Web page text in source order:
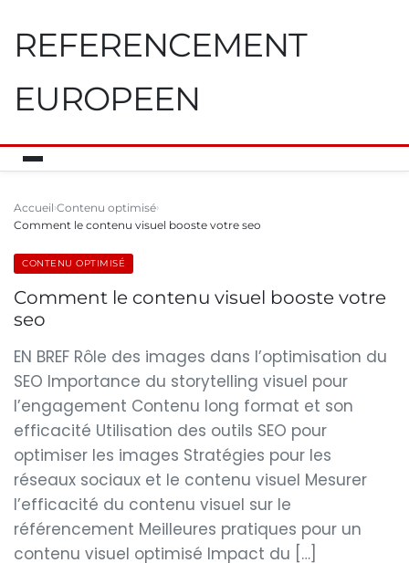
REFERENCEMENT
EUROPEEN
Accueil Contenu optimisé
Comment le contenu visuel booste votre seo
CONTENU OPTIMISÉ
Comment le contenu visuel booste votre
seo
EN BREF Rôle des images dans l’optimisation du
SEO Importance du storytelling visuel pour
l’engagement Contenu long format et son
efficacité Utilisation des outils SEO pour
optimiser les images Stratégies pour les
réseaux sociaux et le contenu visuel Mesurer
l’efficacité du contenu visuel sur le
référencement Meilleures pratiques pour un
contenu visuel optimisé Impact du […]